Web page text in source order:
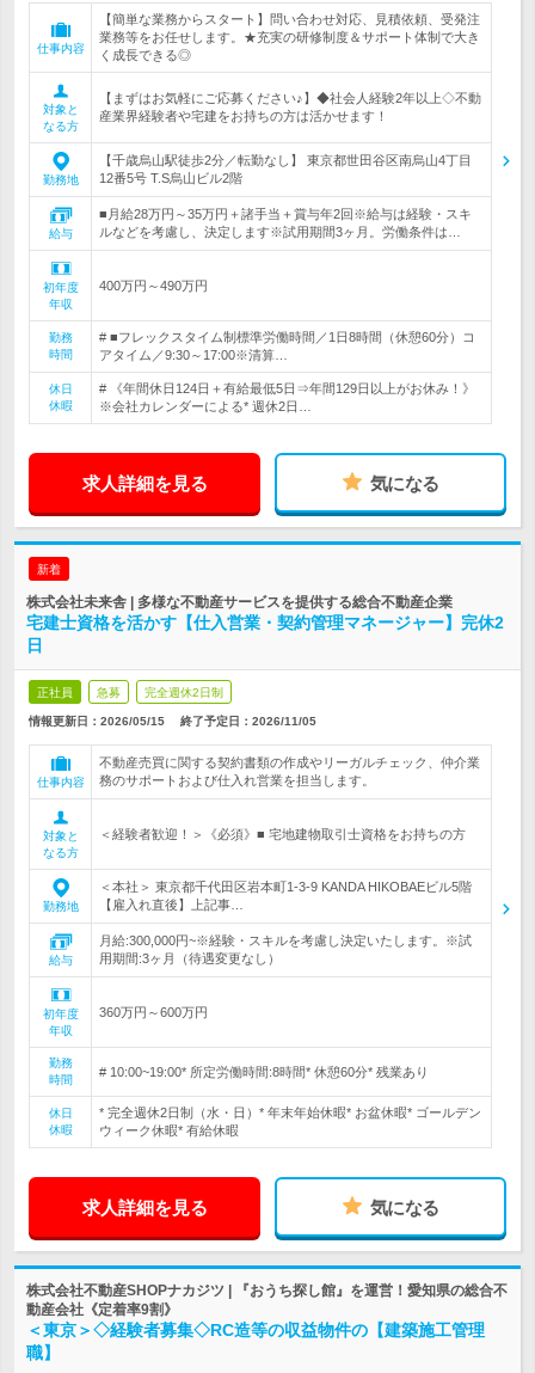
仕事内容
【簡単な業務からスタート】問い合わせ対応、見積依頼、受発注
業務等をお任せします。★充実の研修制度＆サポート体制で大き
く成長できる◎
対象と
なる方
【まずはお気軽にご応募ください♪】◆社会人経験2年以上◇不動
産業界経験者や宅建をお持ちの方は活かせます！
勤務地
【千歳烏山駅徒歩2分／転勤なし】 東京都世田谷区南烏山4丁目
12番5号 T.S烏山ビル2階
給与
■月給28万円～35万円＋諸手当＋賞与年2回※給与は経験・スキ
ルなどを考慮し、決定します※試用期間3ヶ月。労働条件は…
初年度
年収
400万円～490万円
勤務
時間
# ■フレックスタイム制標準労働時間／1日8時間（休憩60分）コ
アタイム／9:30～17:00※清算…
休日
休暇
# 《年間休日124日＋有給最低5日⇒年間129日以上がお休み！》
※会社カレンダーによる* 週休2日…
求人詳細を見る 気になる
新着
株式会社未来舎 | 多様な不動産サービスを提供する総合不動産企業
宅建士資格を活かす【仕入営業・契約管理マネージャー】完休2
日
正社員 急募 完全週休2日制
情報更新日：2026/05/15 終了予定日： 2026/11/05
仕事内容
不動産売買に関する契約書類の作成やリーガルチェック、仲介業
務のサポートおよび仕入れ営業を担当します。
対象と
なる方
＜経験者歓迎！＞《必須》■ 宅地建物取引士資格をお持ちの方
勤務地
＜本社＞ 東京都千代田区岩本町1-3-9 KANDA HIKOBAEビル5階
【雇入れ直後】上記事…
給与
月給:300,000円~※経験・スキルを考慮し決定いたします。※試
用期間:3ヶ月（待遇変更なし）
初年度
年収
360万円～600万円
勤務
時間
# 10:00~19:00* 所定労働時間:8時間* 休憩60分* 残業あり
休日
休暇
* 完全週休2日制（水・日）* 年末年始休暇* お盆休暇* ゴールデン
ウィーク休暇* 有給休暇
求人詳細を見る 気になる
株式会社不動産SHOPナカジツ | 『おうち探し館』を運営！愛知県の総合不
動産会社《定着率9割》
＜東京＞◇経験者募集◇RC造等の収益物件の【建築施工管理
職】